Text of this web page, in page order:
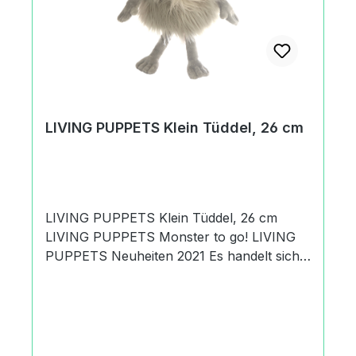
Produktsicherheitsverordnung) Matthies
Spielprodukte GmbH & Co. KGKurt A.
Körber Chaussee21033 Hamburg,
Deutschland+49 (0) 40 735 85
09office@living-puppets.de
LIVING PUPPETS Klein Tüddel, 26 cm
LIVING PUPPETS Klein Tüddel, 26 cm
LIVING PUPPETS Monster to go! LIVING
PUPPETS Neuheiten 2021 Es handelt sich